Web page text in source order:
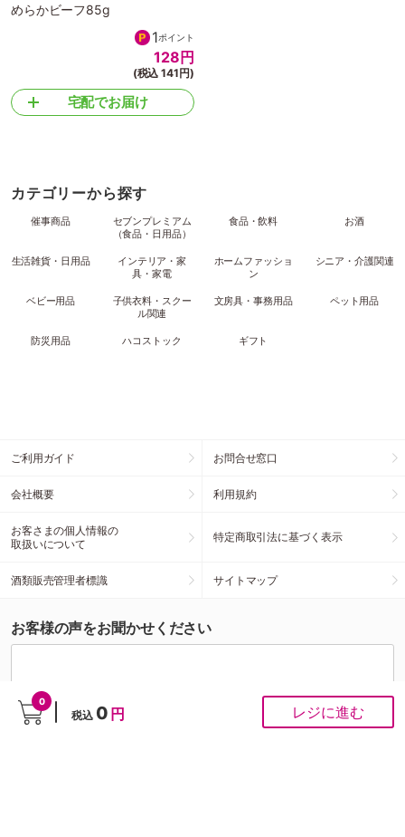
0
税込 0 円 レジに進む
めらかビーフ85g
1ポイント
128円
(税込 141円)
宅配でお届け
カテゴリーから探す
催事商品
セブンプレミアム
（食品・日用品）
食品・飲料 お酒
生活雑貨・日用品
インテリア・家
具・家電
ホームファッショ
ン
シニア・介護関連
ベビー用品
子供衣料・スクー
ル関連
文房具・事務用品 ペット用品
防災用品 ハコストック ギフト
ご利用ガイド お問合せ窓口
会社概要 利用規約
お客さまの個人情報の
取扱いについて
特定商取引法に基づく表示
酒類販売管理者標識 サイトマップ
お客様の声をお聞かせください